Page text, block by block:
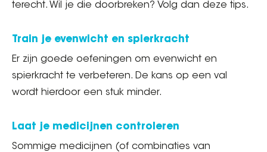
terecht. Wil je die doorbreken? Volg dan deze tips.
Train je evenwicht en spierkracht
Er zijn goede oefeningen om evenwicht en
spierkracht te verbeteren. De kans op een val
wordt hierdoor een stuk minder.
Laat je medicijnen controleren
Sommige medicijnen (of combinaties van